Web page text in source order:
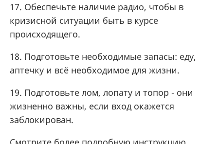
17. Обеспечьте наличие радио, чтобы в
кризисной ситуации быть в курсе
происходящего.
18. Подготовьте необходимые запасы: еду,
аптечку и всё необходимое для жизни.
19. Подготовьте лом, лопату и топор - они
жизненно важны, если вход окажется
заблокирован.